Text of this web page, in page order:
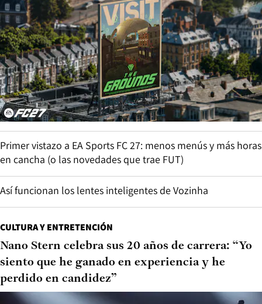
Primer vistazo a EA Sports FC 27: menos menús y más horas
en cancha (o las novedades que trae FUT)
Así funcionan los lentes inteligentes de Vozinha
CULTURA Y ENTRETENCIÓN
Nano Stern celebra sus 20 años de carrera: “Yo
siento que he ganado en experiencia y he
perdido en candidez”